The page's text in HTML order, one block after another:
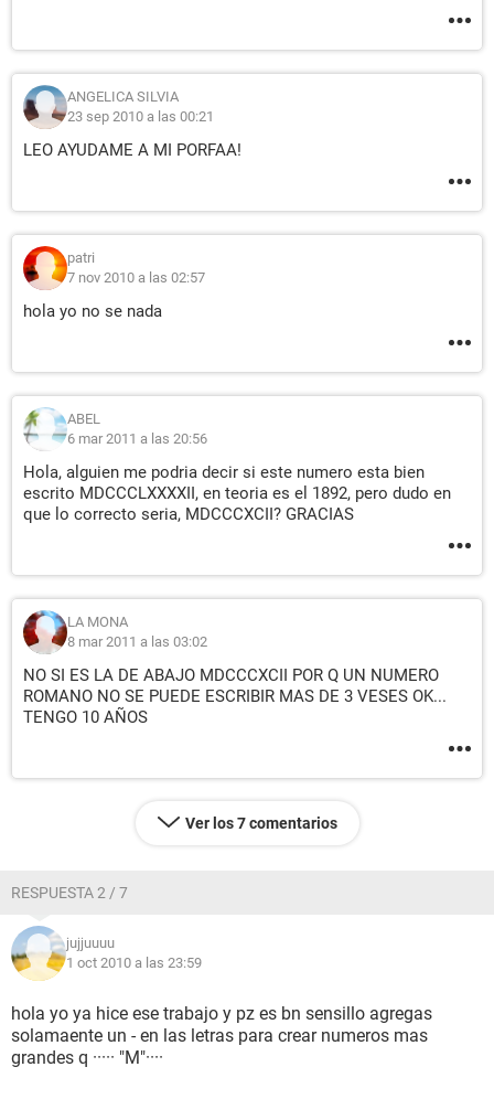
ANGELICA SILVIA
23 sep 2010 a las 00:21
LEO AYUDAME A MI PORFAA!
patri
7 nov 2010 a las 02:57
hola yo no se nada
ABEL
6 mar 2011 a las 20:56
Hola, alguien me podria decir si este numero esta bien
escrito MDCCCLXXXXII, en teoria es el 1892, pero dudo en
que lo correcto seria, MDCCCXCII? GRACIAS
LA MONA
8 mar 2011 a las 03:02
NO SI ES LA DE ABAJO MDCCCXCII POR Q UN NUMERO
ROMANO NO SE PUEDE ESCRIBIR MAS DE 3 VESES OK...
TENGO 10 AÑOS
Ver los 7 comentarios
RESPUESTA 2 / 7
jujjuuuu
1 oct 2010 a las 23:59
hola yo ya hice ese trabajo y pz es bn sensillo agregas
solamaente un - en las letras para crear numeros mas
grandes q ····· "M"····